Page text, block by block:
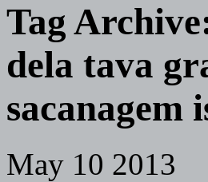
Tag
dela tava
sacanagem
May 10 2013